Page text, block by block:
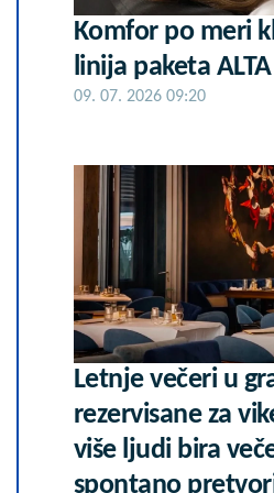
Komfor po meri
linija paketa
09. 07. 2026 09:20
Letnje večeri u
rezervisane za
više ljudi bira
spontano